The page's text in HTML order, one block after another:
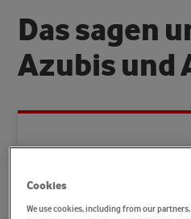
Das sagen
Azubis und
Cookies
We use cookies, including from our